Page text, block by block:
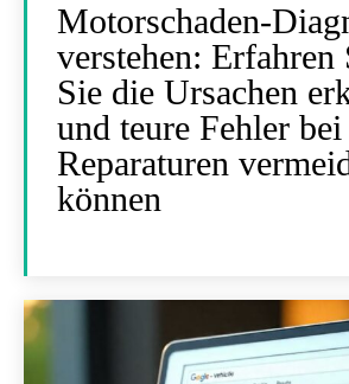
Motorschaden-
verstehen: Erfahren
Sie die Ursachen
und teure Fehler bei
Reparaturen
können